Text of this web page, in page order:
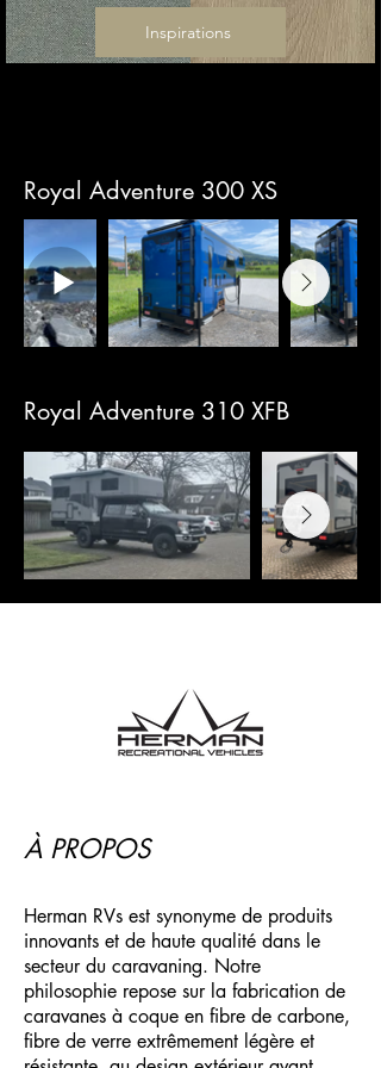
Inspirations
Royal Adventure 300 XS
Royal Adventure 310 XFB
À PROPOS
Herman RVs est synonyme de produits
innovants et de haute qualité dans le
secteur du caravaning. Notre
philosophie repose sur la fabrication de
caravanes à coque en fibre de carbone,
fibre de verre extrêmement légère et